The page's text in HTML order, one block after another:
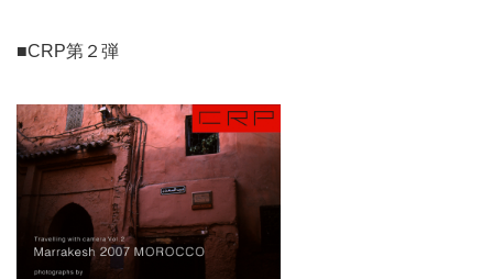
■CRP第２弾